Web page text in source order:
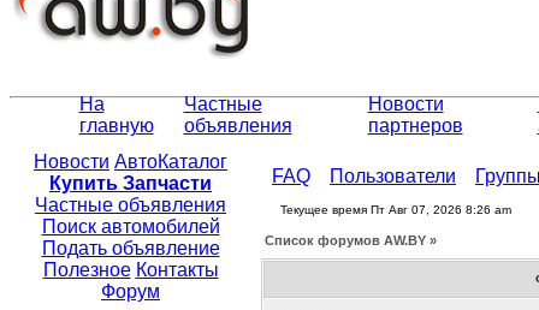
На
главную
Частные
объявления
Новости
партнеров
Новости АвтоКаталог
Купить Запчасти
Частные объявления
Поиск автомобилей
Подать объявление
Полезное Контакты
Форум
FAQ Пользователи
Текущее время Пт Авг 07, 2026 8:26 am
Список форумов АW.BY »